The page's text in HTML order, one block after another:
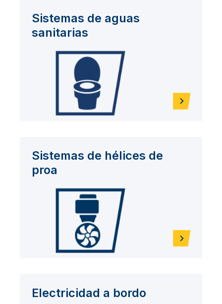
Sistemas de aguas
sanitarias
Sistemas de hélices de
proa
Electricidad a bordo